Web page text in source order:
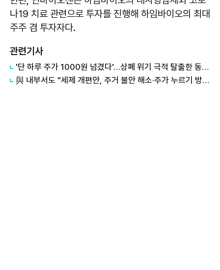
나19 치료 관련으로 투자를 진행해 하임바이오의 최대
주주 겸 투자자다.
관련기사
'단 하루 주가 1000원 넘겼다'…상폐 위기 극적 탈출한 동전주 26개사
與 내부서도 "세제 개편안, 주거 불안 해소·주가 누르기 방지 어려워"